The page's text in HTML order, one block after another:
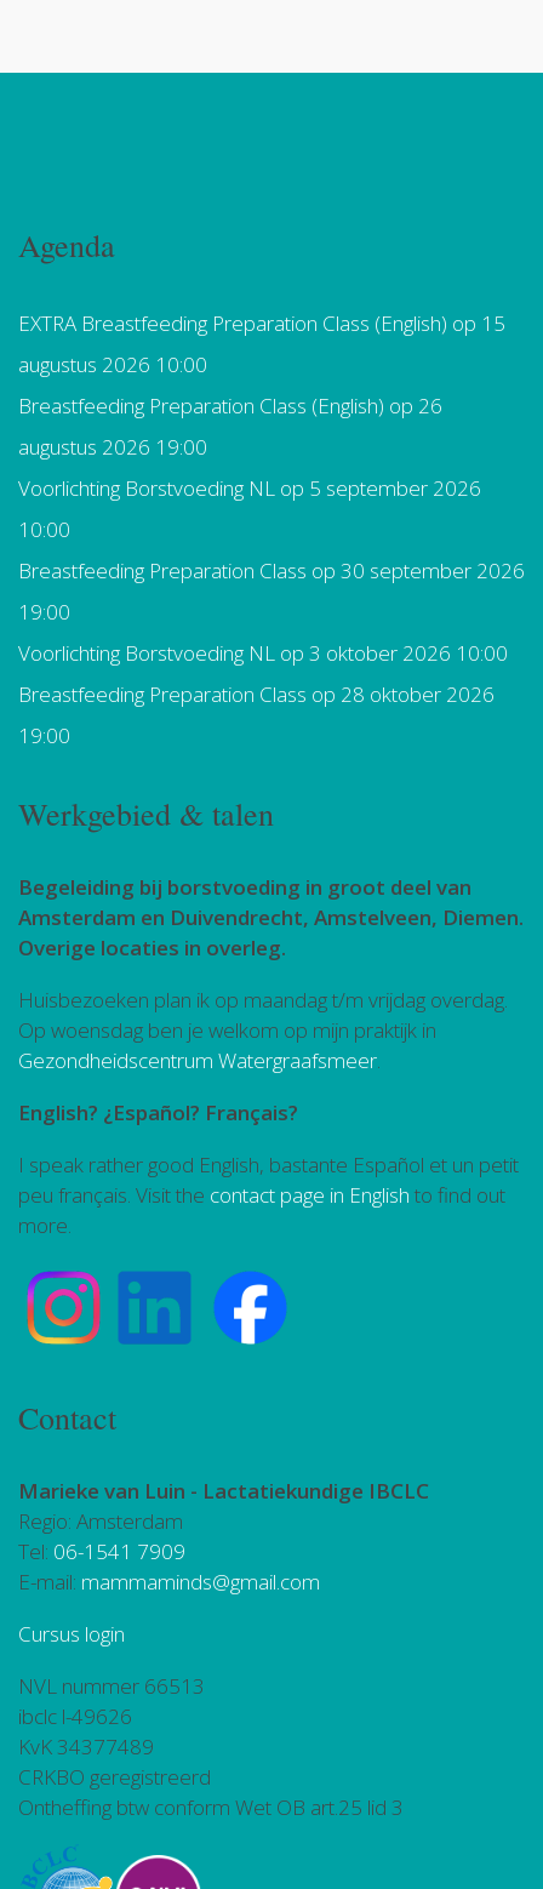
Agenda
EXTRA Breastfeeding Preparation Class (English) op 15
augustus 2026 10:00
Breastfeeding Preparation Class (English) op 26
augustus 2026 19:00
Voorlichting Borstvoeding NL op 5 september 2026
10:00
Breastfeeding Preparation Class op 30 september 2026
19:00
Voorlichting Borstvoeding NL op 3 oktober 2026 10:00
Breastfeeding Preparation Class op 28 oktober 2026
19:00
Werkgebied & talen
Begeleiding bij borstvoeding in groot deel van
Amsterdam en Duivendrecht, Amstelveen, Diemen.
Overige locaties in overleg.
Huisbezoeken plan ik op maandag t/m vrijdag overdag.
Op woensdag ben je welkom op mijn praktijk in
Gezondheidscentrum Watergraafsmeer
English? ¿Español? Français?
I speak rather good English, bastante Español et un petit
peu français. Visit the contact page in English to find out
more.
Contact
Marieke van Luin - Lactatiekundige IBCLC
Regio: Amsterdam
Tel: 06-1541 7909
E-mail: mammaminds@gmail.com
Cursus login
NVL nummer 66513
ibclc l-49626
KvK 34377489
CRKBO geregistreerd
Ontheffing btw conform Wet OB art.25 lid 3